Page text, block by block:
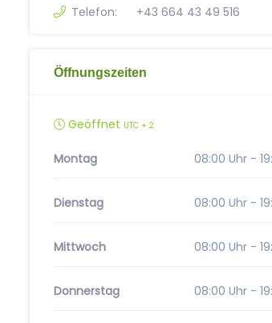
Telefon: +43 664 43 49 516
Öffnungszeiten
Geöffnet UTC + 2
Montag 08:00 Uhr -
Dienstag 08:00 Uhr -
Mittwoch 08:00 Uhr -
Donnerstag 08:00 Uhr -